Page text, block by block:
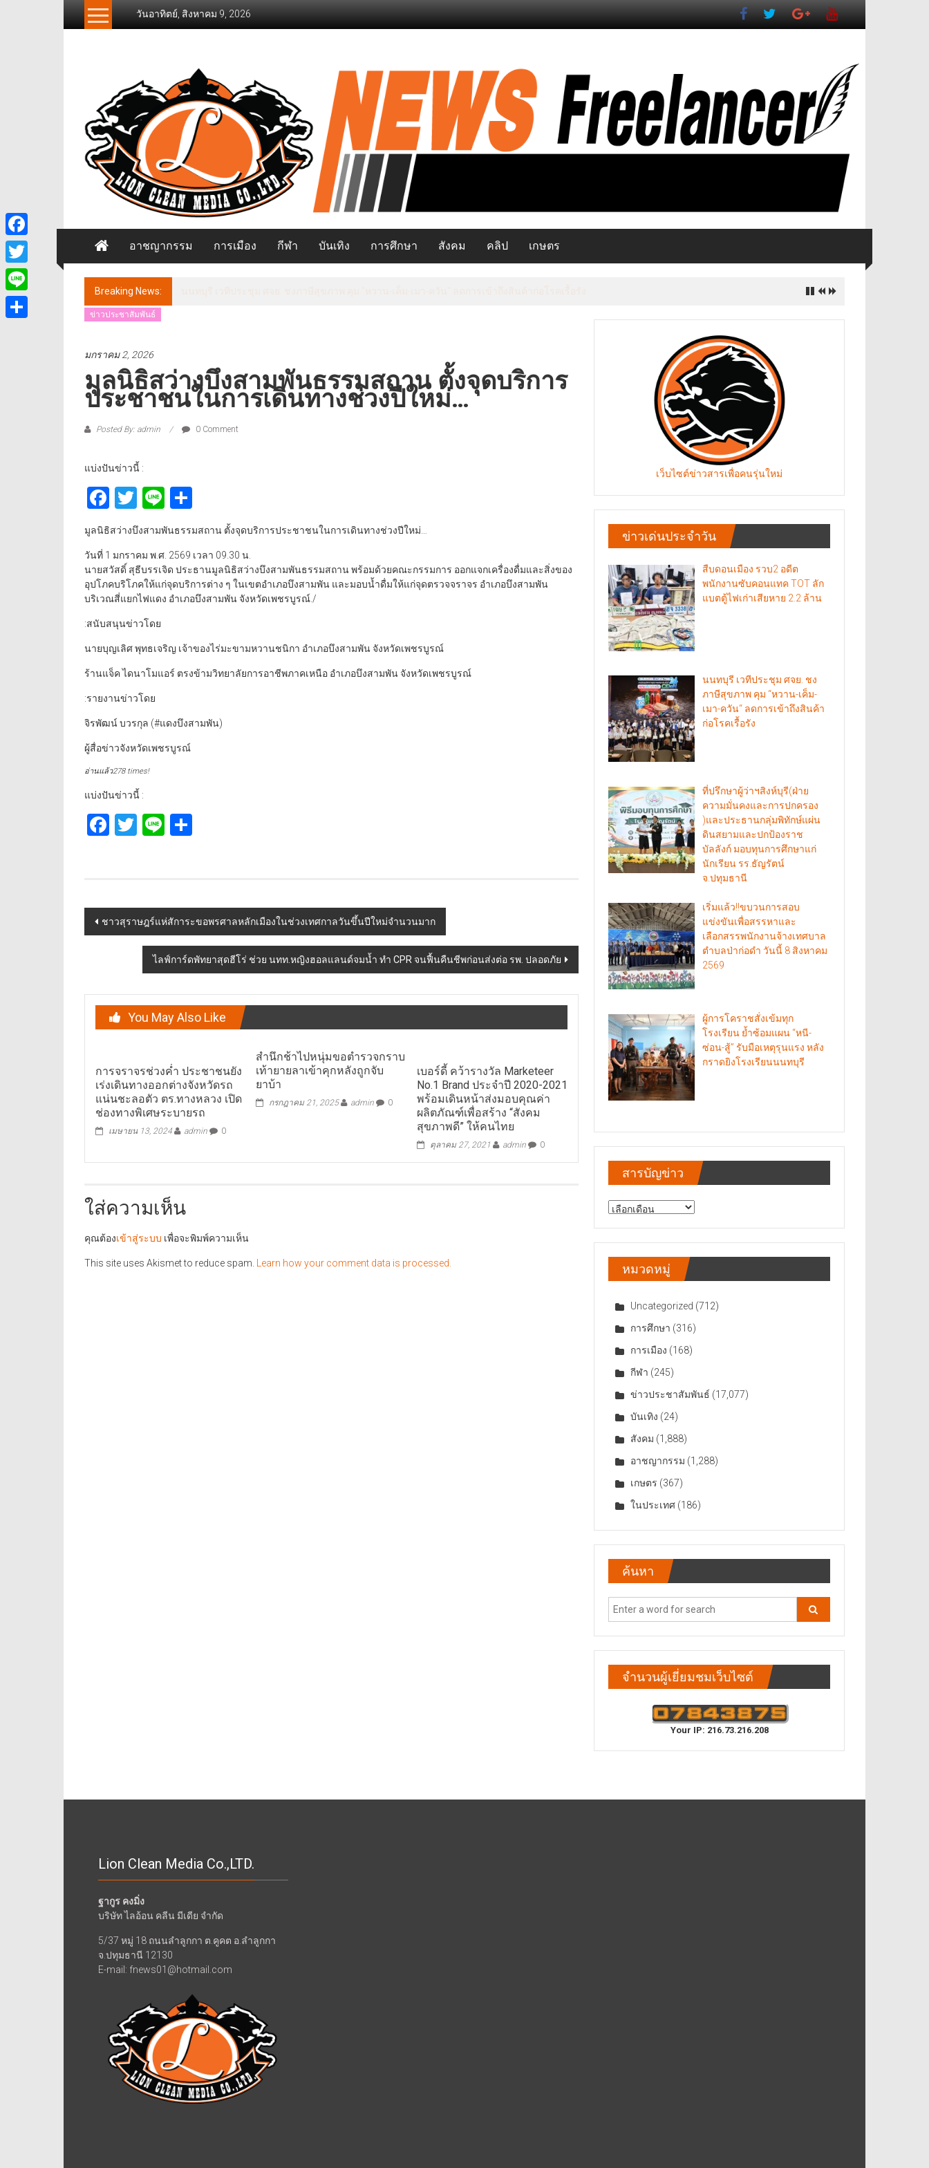
วันอาทิตย์, สิงหาคม 9, 2026
Freelancer
วส์
ฟรี
แลน
เซอร์
อาชญากรรม การเมือง กีฬา บันเทิง การศึกษา สังคม คลิป เกษตร
Breaking News:
ข่าวประชาสัมพันธ์
มกราคม 2, 2026
มูลนิธิสว่างบึงสามพันธรรมสถาน ตั้งจุดบริการ
ประชาชน​ในการเดินทาง​ช่วงปีใหม่…
Posted By: admin 0 Comment
แบ่งปันข่าวนี้ :
Facebook
Twitter
Line
มูลนิธิสว่างบึงสามพันธรรมสถาน ตั้งจุดบริการประชาชน​ในการเดินทาง​ช่วงปีใหม่…
วันที่ 1 มกราคม พ.ศ. 2569 เวลา 09.30 น.
นายสวัสดิ์ สุธีบรรเจิด ประธานมูลนิธิสว่างบึงสามพันธรรมสถาน พร้อมด้วยคณะกรรมการ ออกแจกเครื่องดื่มและสิ่งของ
อุปโภคบริโภคให้แก่จุดบริการต่าง ๆ ในเขตอำเภอบึงสามพัน และมอบน้ำดื่มให้แก่จุดตรวจจราจร​ อำเภอบึงสามพัน
บริเวณสี่แยกไฟแดง อำเภอบึงสามพัน จังหวัดเพชรบูรณ์./
:สนับสนุนข่าวโดย
นายบุญเลิศ พุทธเจริญ เจ้าของไร่มะขามหวานชนิกา อำเภอบึงสามพัน จังหวัดเพชรบูรณ์
ร้านแจ็ค ไดนาโมแอร์ ตรงข้ามวิทยาลัยการอาชีพภาคเหนือ อำเภอบึงสามพัน จังหวัดเพชรบูรณ์
:รายงานข่าวโดย
จิรพัฒน์ บวรกุล (#แดงบึงสามพัน)
ผู้สื่อข่าวจังหวัดเพชรบูรณ์
อ่านแล้ว278 times!
แบ่งปันข่าวนี้ :
Facebook
Twitter
Line
Post
navigation
ชาวสุราษฎร์แห่สัการะขอพรศาลหลักเมืองในช่วงเทศกาลวันขึ้นปีใหม่จำนวนมาก
ไลฟ์การ์ดพัทยาสุดฮีโร่ ช่วย นทท.หญิงฮอลแลนด์จมน้ำ ทำ CPR จนฟื้นคืนชีพก่อนส่งต่อ รพ. ปลอดภัย
You May Also Like
การจราจรช่วงค่ำ ประชาชนยัง
เร่งเดินทางออกต่างจังหวัดรถ
แน่นชะลอตัว ตร.ทางหลวง เปิด
ช่องทางพิเศษระบายรถ
เมษายน 13, 2024 admin 0
สำนึกช้าไปหนุ่มขอตำรวจกราบ
เท้ายายลาเข้าคุกหลังถูกจับ
ยาบ้า
กรกฎาคม 21, 2025 admin 0
เบอร์ดี้ คว้ารางวัล Marketeer
No.1 Brand ประจำปี 2020-2021
พร้อมเดินหน้าส่งมอบคุณค่า
ผลิตภัณฑ์เพื่อสร้าง “สังคม
สุขภาพดี” ให้คนไทย
ตุลาคม 27, 2021 admin 0
ใส่ความเห็น
คุณต้องเข้าสู่ระบบ เพื่อจะพิมพ์ความเห็น
This site uses Akismet to reduce spam. Learn how your comment data is processed.
เว็บไซต์ข่าวสารเพื่อคนรุ่นใหม่
ข่าวเด่นประจำวัน
สืบดอนเมือง รวบ2 อดีต
พนักงานซับคอนแทค TOT ลัก
แบตตู้ไฟเก่าเสียหาย 2.2 ล้าน
นนทบุรี เวทีประชุม ศจย. ชง
ภาษีสุขภาพ คุม “หวาน-เค็ม-
เมา-ควัน“ ลดการเข้าถึงสินค้า
ก่อโรคเรื้อรัง
ที่ปรึกษาผู้ว่าฯสิงห์บุรี(ฝ่าย
ความมั่นคงและการปกครอง
)และประธานกลุ่มพิทักษ์แผ่น
ดินสยามและปกป้องราช
บัลลังก์ มอบทุนการศึกษาแก่
นักเรียน รร.ธัญรัตน์
จ.ปทุมธานี
เริ่มแล้ว!!ขบวนการสอบ
แข่งขันเพื่อสรรหาและ
เลือกสรรพนักงานจ้างเทศบาล
ตำบลป่าก่อดำ วันนี้ 8 สิงหาคม
2569
ผู้การโคราชสั่งเข้มทุก
โรงเรียน ย้ำซ้อมแผน “หนี-
ซ่อน-สู้” รับมือเหตุรุนแรง หลัง
กราดยิงโรงเรียนนนทบุรี
สารบัญข่าว
สารบัญ
หมวดหมู่
Uncategorized (712)
การศึกษา (316)
การเมือง (168)
กีฬา (245)
ข่าวประชาสัมพันธ์ (17,077)
บันเทิง (24)
สังคม (1,888)
อาชญากรรม (1,288)
เกษตร (367)
ในประเทศ (186)
ค้นหา
จำนวนผู้เยี่ยมชมเว็บไซต์
Your IP: 216.73.216.208
Lion Clean Media Co.,LTD.
ฐากูร คงมิ่ง
บริษัท ไลอ้อน คลีน มีเดีย จำกัด
5/37 หมู่ 18 ถนนลำลูกกา ต.คูคต อ.ลำลูกกา
จ.ปทุมธานี 12130
E-mail: fnews01@hotmail.com
Facebook
Twitter
Line